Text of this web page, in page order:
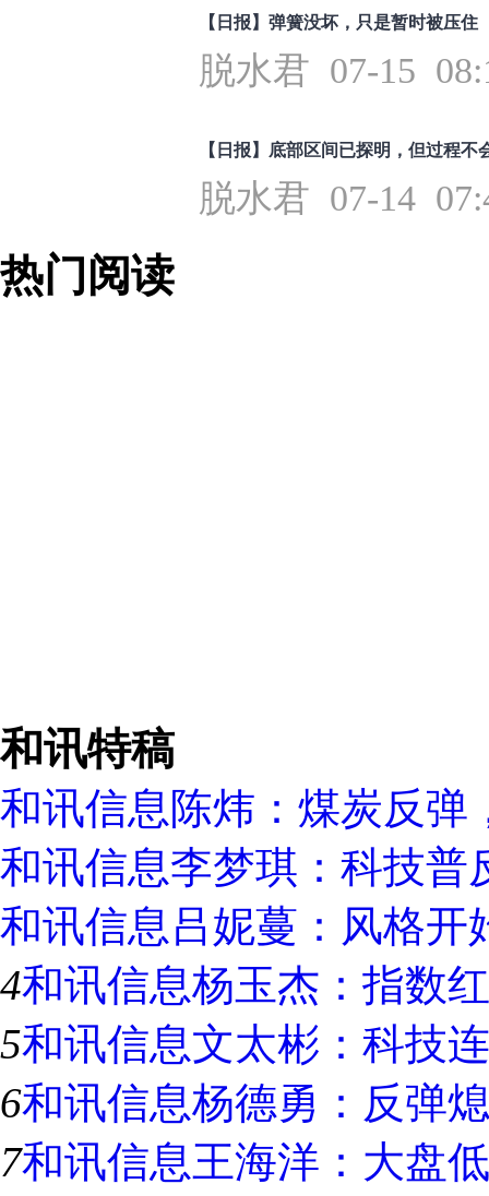
【日报】弹簧没坏，只是暂时被压住
脱水君 07-15
【日报】底部区间已探明，但过程不
脱水君 07-14
热门阅读
和讯特稿
和讯信息陈炜：煤炭反弹
和讯信息李梦琪：科技普
和讯信息吕妮蔓：风格开
4和讯信息杨玉杰：指数
5和讯信息文太彬：科技
6和讯信息杨德勇：反弹
7和讯信息王海洋：大盘